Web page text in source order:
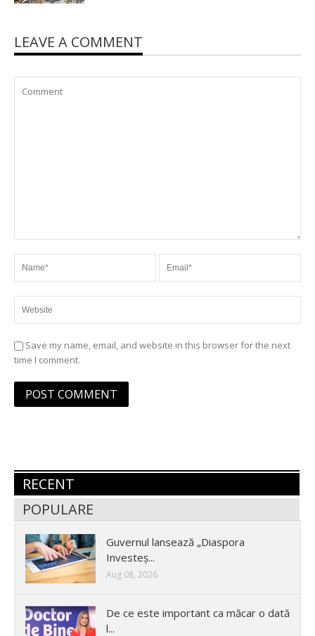
LEAVE A COMMENT
Save my name, email, and website in this browser for the next
time I comment.
RECENT
POPULARE
Guvernul lansează „Diaspora
Investeș...
Aug 08, 2026
De ce este important ca măcar o dată
l...